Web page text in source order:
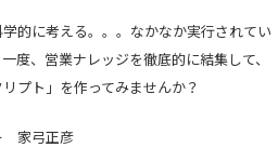
的に考える。。。なかなか実行されてい
度、営業ナレッジを徹底的に結集して、
プト」を作ってみませんか？
家弓正彦